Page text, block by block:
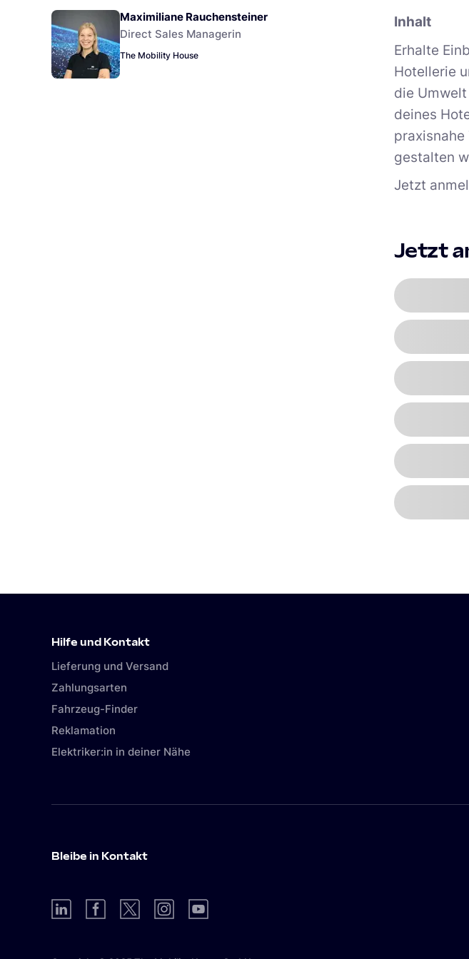
Inhalt
Erhalte
Hotellerie
die
deines
gestalten
Jetzt
Jetzt
Maximiliane Rauchensteiner
Direct Sales Managerin
The Mobility House
Hilfe und Kontakt
Lieferung und Versand
Zahlungsarten
Fahrzeug-Finder
Reklamation
Elektriker:in in deiner Nähe
Bleibe in Kontakt